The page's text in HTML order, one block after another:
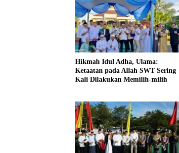
Hikmah Idul Adha, Ulama:
Ketaatan pada Allah SWT Sering
Kali Dilakukan Memilih-milih